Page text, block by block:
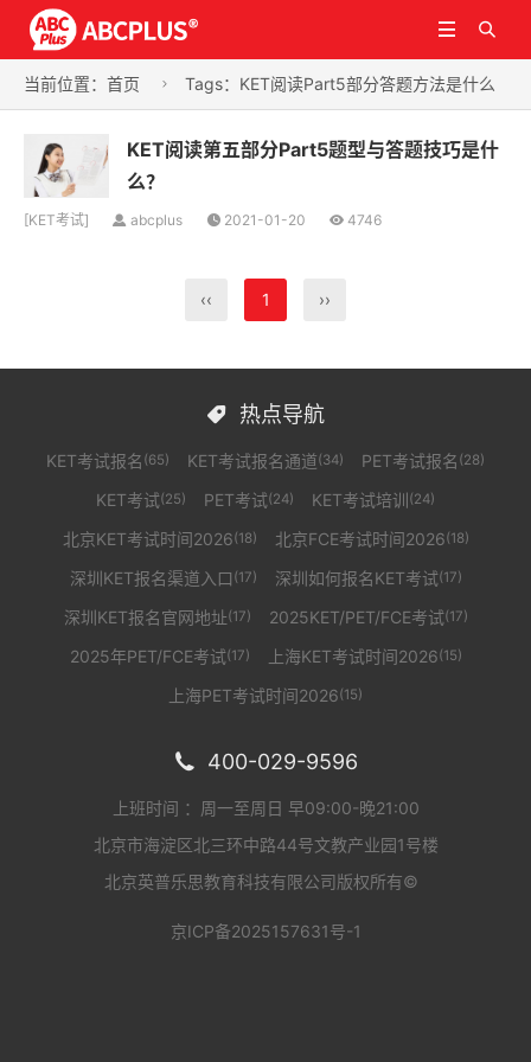


当前位置： 首页  Tags：KET阅读Part5部分答题方法是什么
KET阅读第五部分Part5题型与答题技巧是什
么？
[KET考试] abcplus 2021-01-20 4746
‹‹ 1 ››
 热点导航
KET考试报名 (65) KET考试报名通道(34) PET考试报名 (28)
KET考试(25) PET考试(24) KET考试培训(24)
北京KET考试时间2026(18) 北京FCE考试时间2026(18)
深圳KET报名渠道入口 (17) 深圳如何报名KET考试(17)
深圳KET报名官网地址(17) 2025KET/PET/FCE考试(17)
2025年PET/FCE考试(17) 上海KET考试时间2026(15)
上海PET考试时间2026(15)
 400-029-9596
上班时间 ：周一至周日 早09:00-晚21:00
北京市海淀区北三环中路44号文教产业园1号楼
北京英普乐思教育科技有限公司版权所有©
京ICP备2025157631号-1